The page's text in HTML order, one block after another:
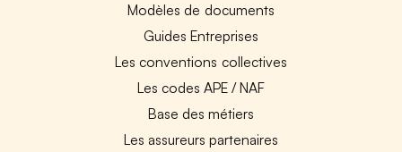
Modèles de documents
Guides Entreprises
Les conventions collectives
Les codes APE / NAF
Base des métiers
Les assureurs partenaires